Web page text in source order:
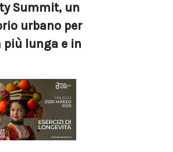
Summit, un
urbano per
più lunga e in